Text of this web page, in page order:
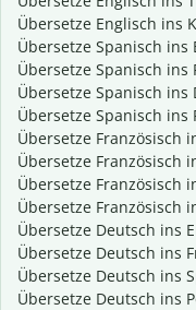
Übersetze Englisch ins
Übersetze Spanisch ins
Übersetze Spanisch ins
Übersetze Spanisch ins
Übersetze Spanisch
Übersetze Französisch
Übersetze Französisch
Übersetze Französisch
Übersetze Französisch
Übersetze Deutsch ins
Übersetze Deutsch ins
Übersetze Deutsch ins
Übersetze Deutsch ins